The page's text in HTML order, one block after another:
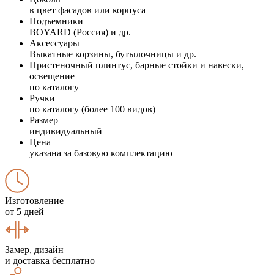
в цвет фасадов или корпуса
Подъемники
BOYARD (Россия) и др.
Аксессуары
Выкатные корзины, бутылочницы и др.
Пристеночный плинтус, барные стойки и навески,
освещение
по каталогу
Ручки
по каталогу (более 100 видов)
Размер
индивидуальный
Цена
указана за базовую комплектацию
Изготовление
от 5 дней
Замер, дизайн
и доставка бесплатно